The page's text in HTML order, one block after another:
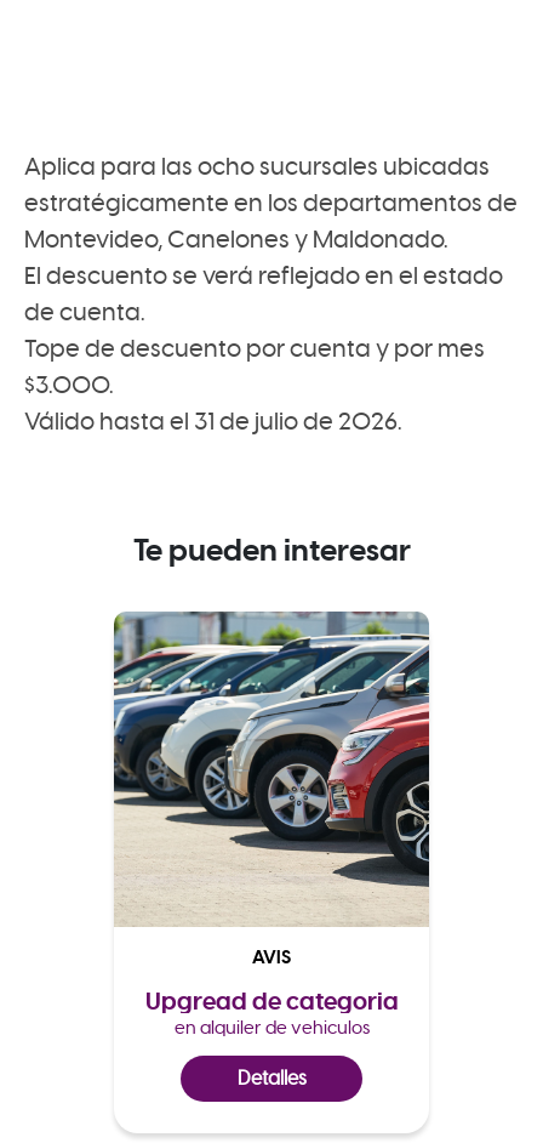
Aplica para las ocho sucursales ubicadas
estratégicamente en los departamentos de
Montevideo, Canelones y Maldonado.
El descuento se verá reflejado en el estado
de cuenta.
Tope de descuento por cuenta y por mes
$3.000.
Válido hasta el 31 de julio de 2026.
Te pueden interesar
AVIS
Upgread de categoria
en alquiler de vehiculos
Detalles